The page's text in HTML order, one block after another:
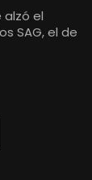
alzó el
SAG, el de